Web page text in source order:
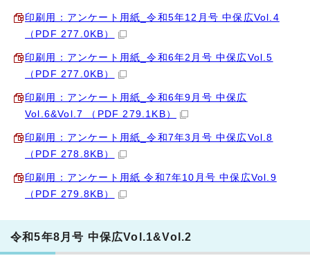
印刷用：アンケート用紙_令和5年12月号 中保広Vol.4
（PDF 277.0KB）
印刷用：アンケート用紙_令和6年2月号 中保広Vol.5
（PDF 277.0KB）
印刷用：アンケート用紙_令和6年9月号 中保広
Vol.6&Vol.7 （PDF 279.1KB）
印刷用：アンケート用紙_令和7年3月号 中保広Vol.8
（PDF 278.8KB）
印刷用：アンケート用紙 令和7年10月号 中保広Vol.9
（PDF 279.8KB）
令和5年8月号 中保広Vol.1&Vol.2